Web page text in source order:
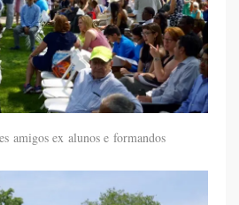
amigos ex alunos e formandos